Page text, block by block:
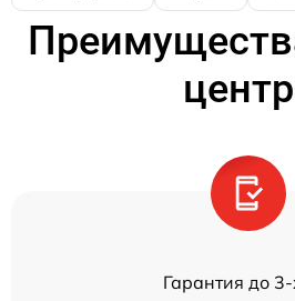
Гарантия до 3-